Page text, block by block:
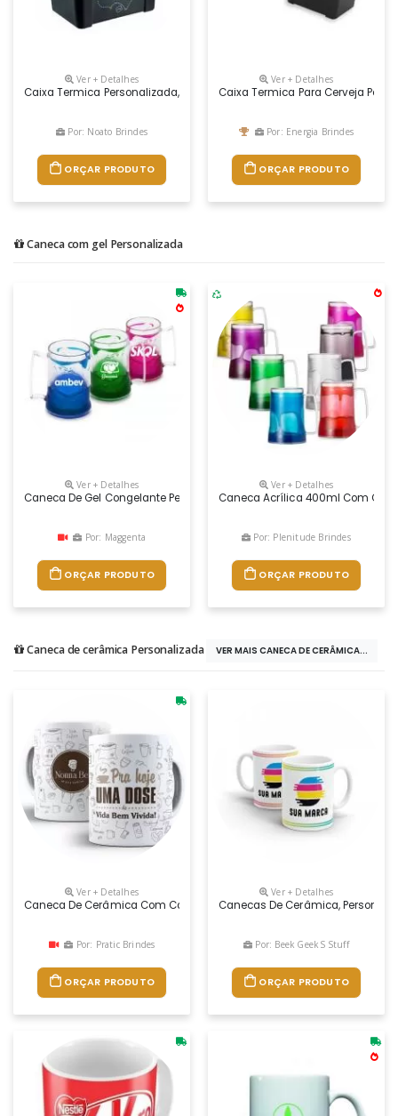
Ver + Detalhes
Caixa Termica Personalizada, Medidas 42,6 X 33,8 X 37 Cm,
Por: Noato Brindes
ORÇAR PRODUTO
Ver + Detalhes
Caixa Termica Para Cerveja
Por: Energia Brindes
ORÇAR PRODUTO
Caneca com gel Personalizada
Ver + Detalhes
Caneca De Gel Congelante Personalizada
Por: Maggenta
ORÇAR PRODUTO
Ver + Detalhes
Caneca Acrílica 400ml Com Gel
Por: Plenitude Brindes
ORÇAR PRODUTO
Caneca de cerâmica Personalizada VER MAIS CANECA DE CERÂMICA...
Ver + Detalhes
Caneca De Cerâmica Com Capacidade Para 325 Ml, Acompanha
Por: Pratic Brindes
ORÇAR PRODUTO
Ver + Detalhes
Canecas De Cerâmica,
Por: Beek Geek S Stuff
ORÇAR PRODUTO